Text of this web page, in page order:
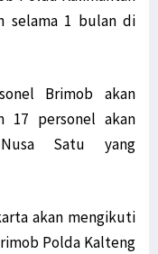
selama 1 bulan di
Brimob akan
17 personel akan
Satu yang
akan mengikuti
Polda Kalteng